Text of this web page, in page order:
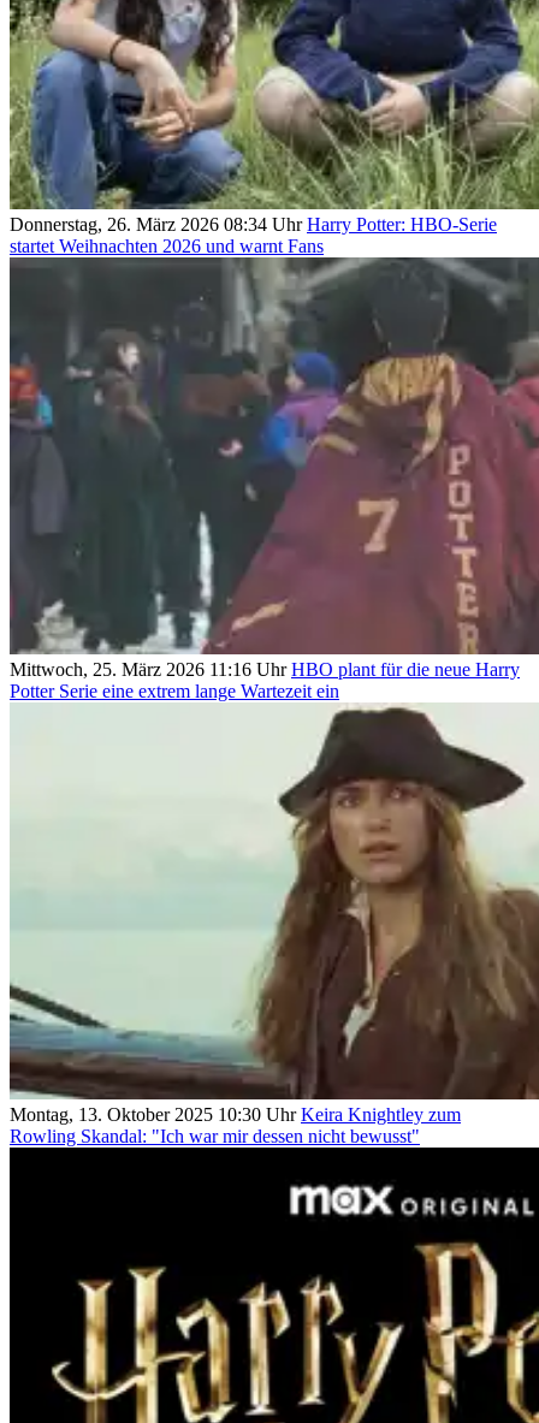
Donnerstag, 26. März 2026 08:34 Uhr Harry Potter: HBO-Serie
startet Weihnachten 2026 und warnt Fans
Mittwoch, 25. März 2026 11:16 Uhr HBO plant für die neue Harry
Potter Serie eine extrem lange Wartezeit ein
Montag, 13. Oktober 2025 10:30 Uhr Keira Knightley zum
Rowling Skandal: "Ich war mir dessen nicht bewusst"